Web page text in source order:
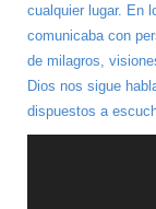
cualquier lugar. En
comunicaba con
de milagros,
Dios nos sigue
dispuestos a